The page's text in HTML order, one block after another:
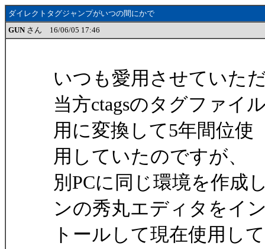
ダイレクトタグジャンプがいつの間にかで
GUN さん 16/06/05 17:46
いつも愛用させていた
当方ctagsのタグファイ
用に変換して5年間位使
用していたのですが、
別PCに同じ環境を作成
ンの秀丸エディタをイ
トールして現在使用し